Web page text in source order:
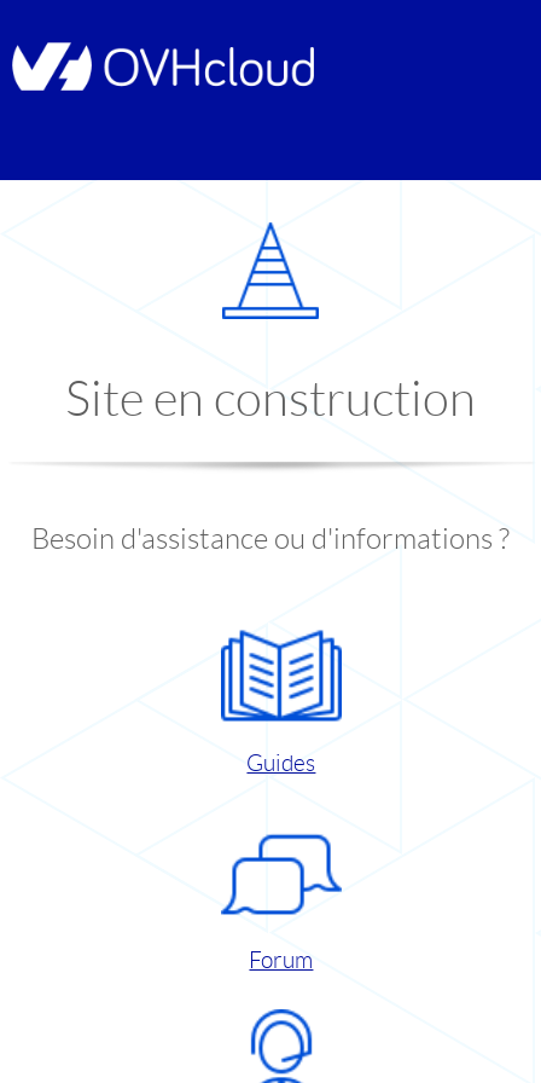
Site en construction
Besoin d'assistance ou d'informations ?
Guides
Forum